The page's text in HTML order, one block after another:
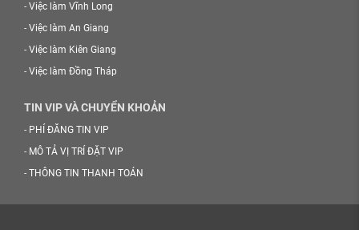
- Việc làm Vĩnh Long
- Việc làm An Giang
- Việc làm Kiên Giang
- Việc làm Đồng Tháp
TIN VIP VÀ CHUYỂN KHOẢN
- PHÍ ĐĂNG TIN VIP
- MÔ TẢ VỊ TRÍ ĐẶT VIP
- THÔNG TIN THANH TOÁN